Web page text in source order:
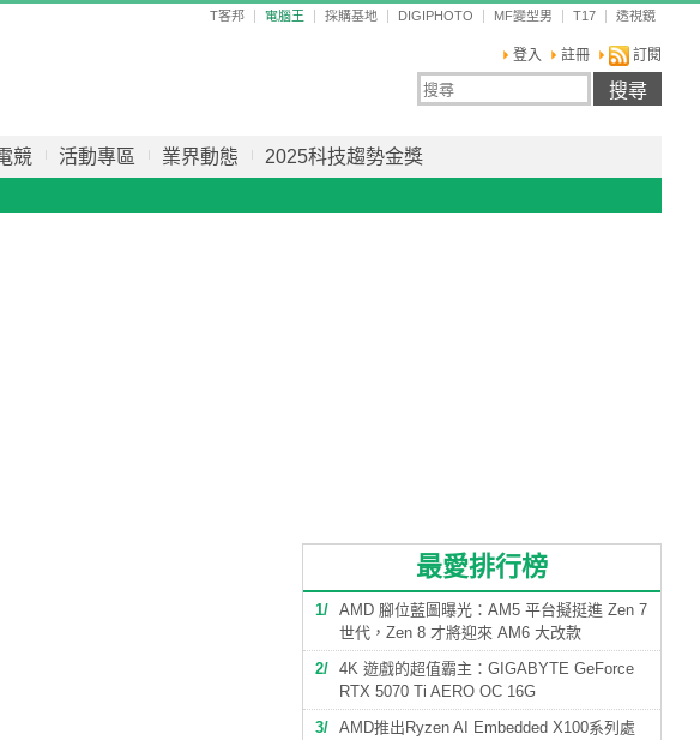
T客邦 電腦王 採購基地 DIGIPHOTO MF變型男 T17 透視鏡
登入 註冊 訂閱
競 活動專區 業界動態 2025科技趨勢金獎
最愛排行榜
1
AMD 腳位藍圖曝光：AM5 平台擬挺進 Zen 7
世代，Zen 8 才將迎來 AM6 大改款
2
4K 遊戲的超值霸主：GIGABYTE GeForce
RTX 5070 Ti AERO OC 16G
3
AMD推出Ryzen AI Embedded X100系列處